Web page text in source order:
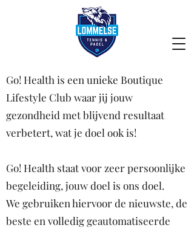
Go! Health is een unieke Boutique
Lifestyle Club waar jij jouw
gezondheid met blijvend resultaat
verbetert, wat je doel ook is!
Go! Health staat voor zeer persoonlijke
begeleiding, jouw doel is ons doel.
We gebruiken hiervoor de nieuwste, de
beste en volledig geautomatiseerde